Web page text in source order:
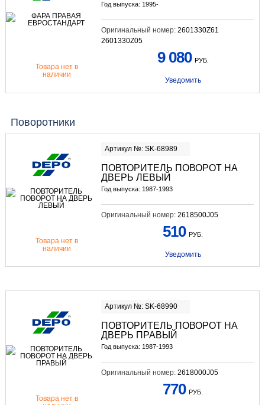
Год выпуска: 1995-
Оригинальный номер: 2601330Z61
2601330Z05
Товара нет в
наличии
9 080 РУБ.
Уведомить
Поворотники
Артикул №: SK-68989
ПОВТОРИТЕЛЬ ПОВОРОТ НА
ДВЕРЬ ЛЕВЫЙ
Год выпуска: 1987-1993
Оригинальный номер: 2618500J05
Товара нет в
наличии
510 РУБ.
Уведомить
Артикул №: SK-68990
ПОВТОРИТЕЛЬ ПОВОРОТ НА
ДВЕРЬ ПРАВЫЙ
Год выпуска: 1987-1993
Оригинальный номер: 2618000J05
Товара нет в
770 РУБ.